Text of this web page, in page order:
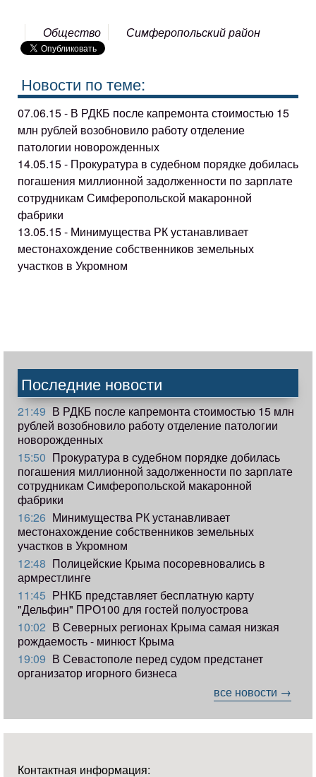
Общество Симферопольский район
Новости по теме:
07.06.15 - В РДКБ после капремонта стоимостью 15
млн рублей возобновило работу отделение
патологии новорожденных
14.05.15 - Прокуратура в судебном порядке добилась
погашения миллионной задолженности по зарплате
сотрудникам Симферопольской макаронной
фабрики
13.05.15 - Минимущества РК устанавливает
местонахождение собственников земельных
участков в Укромном
Последние новости
21:49 В РДКБ после капремонта стоимостью 15 млн
рублей возобновило работу отделение патологии
новорожденных
15:50 Прокуратура в судебном порядке добилась
погашения миллионной задолженности по зарплате
сотрудникам Симферопольской макаронной
фабрики
16:26 Минимущества РК устанавливает
местонахождение собственников земельных
участков в Укромном
12:48 Полицейские Крыма посоревновались в
армрестлинге
11:45 РНКБ представляет бесплатную карту
"Дельфин" ПРО100 для гостей полуострова
10:02 В Северных регионах Крыма самая низкая
рождаемость - минюст Крыма
19:09 В Севастополе перед судом предстанет
организатор игорного бизнеса
все новости →
Контактная информация: